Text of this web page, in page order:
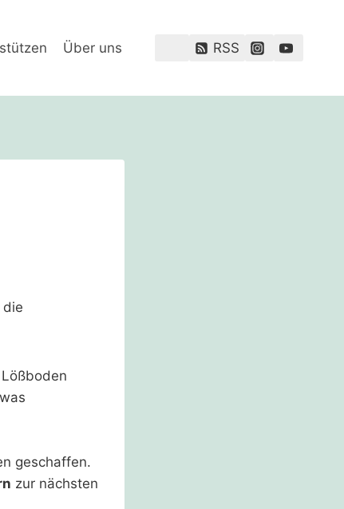
Über uns RSS
die
geschaffen.
zur nächsten